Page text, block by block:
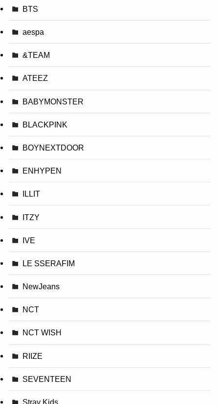
BTS
aespa
&TEAM
ATEEZ
BABYMONSTER
BLACKPINK
BOYNEXTDOOR
ENHYPEN
ILLIT
ITZY
IVE
LE SSERAFIM
NewJeans
NCT
NCT WISH
RIIZE
SEVENTEEN
Stray Kids